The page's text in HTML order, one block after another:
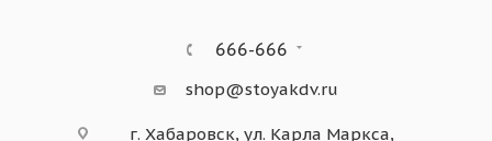
666-666
shop@stoyakdv.ru
г. Хабаровск, ул. Карла Маркса,